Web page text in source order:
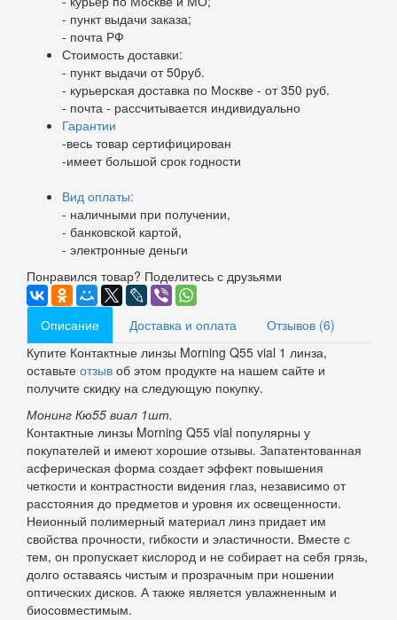
- пункт выдачи заказа;
- почта РФ
Стоимость доставки:
- пункт выдачи от 50руб.
- курьерская доставка по Москве - от 350 руб.
- почта - рассчитывается индивидуально
Гарантии
-весь товар сертифицирован
-имеет большой срок годности
Вид оплаты:
- наличными при получении,
- банковской картой,
- электронные деньги
Понравился товар? Поделитесь с друзьями
Описание Доставка и оплата
Отзывов (6)
Купите Контактные линзы Morning Q55 vial 1 линза,
оставьте отзыв об этом продукте на нашем сайте и
получите скидку на следующую покупку.
Монинг Кю55 виал 1шт.
Контактные линзы Morning Q55 vial популярны у
покупателей и имеют хорошие отзывы. Запатентованная
асферическая форма создает эффект повышения
четкости и контрастности видения глаз, независимо от
расстояния до предметов и уровня их освещенности.
Неионный полимерный материал линз придает им
свойства прочности, гибкости и эластичности. Вместе с
тем, он пропускает кислород и не собирает на себя грязь,
долго оставаясь чистым и прозрачным при ношении
оптических дисков. А также является увлажненным и
биосовместимым.